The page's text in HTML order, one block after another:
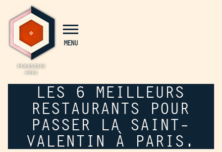
MENU
LES 6 MEILLEURS
RESTAURANTS POUR
PASSER LA SAINT-
VALENTIN À PARIS.
Panneau de gestion des cookies